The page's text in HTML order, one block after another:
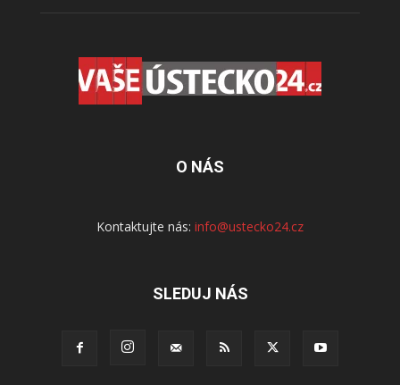
O NÁS
Kontaktujte nás: info@ustecko24.cz
SLEDUJ NÁS